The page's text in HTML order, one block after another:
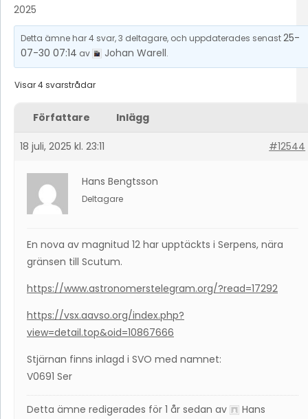
2025
Detta ämne har 4 svar, 3 deltagare, och uppdaterades senast25-
07-30 07:14 av Johan Warell.
Visar 4 svarstrådar
Författare Inlägg
18 juli, 2025 kl. 23:11 #12544
Hans Bengtsson
Deltagare
En nova av magnitud 12 har upptäckts i Serpens, nära
gränsen till Scutum.
https://www.astronomerstelegram.org/?read=17292
https://vsx.aavso.org/index.php?
view=detail.top&oid=10867666
Stjärnan finns inlagd i SVO med namnet:
V0691 Ser
Detta ämne redigerades för 1 år sedan av
Hans